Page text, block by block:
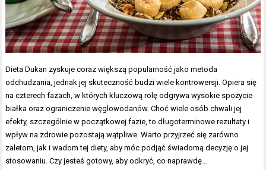
Dieta Dukan zyskuje coraz większą popularność jako metoda
odchudzania, jednak jej skuteczność budzi wiele kontrowersji. Opiera się
na czterech fazach, w których kluczową rolę odgrywa wysokie spożycie
białka oraz ograniczenie węglowodanów. Choć wiele osób chwali jej
efekty, szczególnie w początkowej fazie, to długoterminowe rezultaty i
wpływ na zdrowie pozostają wątpliwe. Warto przyjrzeć się zarówno
zaletom, jak i wadom tej diety, aby móc podjąć świadomą decyzję o jej
stosowaniu. Czy jesteś gotowy, aby odkryć, co naprawdę…